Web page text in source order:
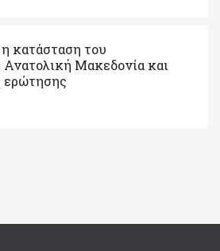
κατάσταση του
Μακεδονία και
ερώτησης